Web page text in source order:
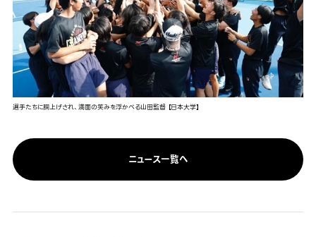
選手たちに胴上げされ、満面の笑みを浮かべる山田監督 【日本大学】
ニュース一覧へ